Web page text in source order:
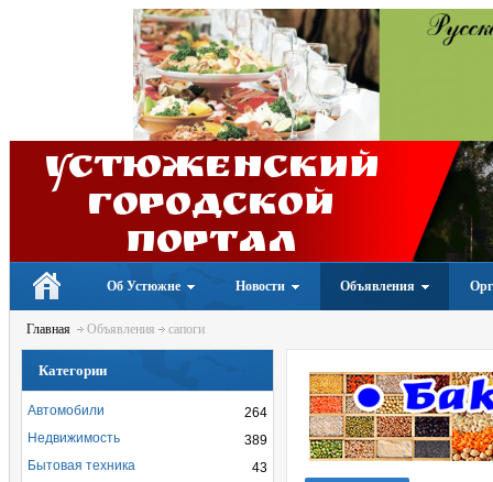
Устюженский
Городской
портал
Об Устюжне Новости Объявления
Главная Объявления сапоги
Категории
264
Автомобили
389
Недвижимость
43
Бытовая техника